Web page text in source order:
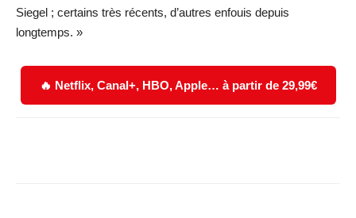
Siegel ; certains très récents, d’autres enfouis depuis
longtemps. »
🔥 Netflix, Canal+, HBO, Apple… à partir de 29,99€